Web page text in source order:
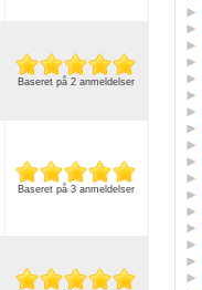
Baseret på 2 anmeldelser
Baseret på 3 anmeldelser